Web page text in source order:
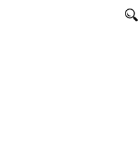
Перейти к основному